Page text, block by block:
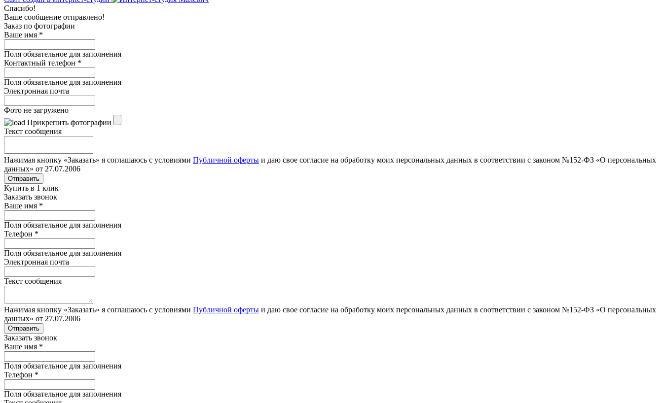
Спасибо!
Ваше сообщение отправлено!
Заказ по фотографии
Ваше имя *
Поля обязательное для заполнения
Контактный телефон *
Поля обязательное для заполнения
Электронная почта
Фото не загружено
Прикрепить фотографии
Текст сообщения
Нажимая кнопку «Заказать» я соглашаюсь с условиями Публичной оферты и даю свое согласие на обработку моих персональных данных в соответствии с законом №152-ФЗ «О персональных
данных» от 27.07.2006
Отправить
Купить в 1 клик
Заказать звонок
Ваше имя *
Поля обязательное для заполнения
Телефон *
Поля обязательное для заполнения
Электронная почта
Текст сообщения
Нажимая кнопку «Заказать» я соглашаюсь с условиями Публичной оферты и даю свое согласие на обработку моих персональных данных в соответствии с законом №152-ФЗ «О персональных
данных» от 27.07.2006
Отправить
Заказать звонок
Ваше имя *
Поля обязательное для заполнения
Телефон *
Поля обязательное для заполнения